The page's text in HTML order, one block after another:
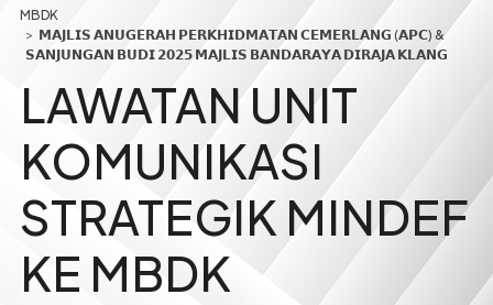
Breadcrumb
𝗠𝗔𝗝𝗟𝗜𝗦 𝗔𝗡𝗨𝗚𝗘𝗥𝗔𝗛 𝗣𝗘𝗥𝗞𝗛𝗜𝗗𝗠𝗔𝗧𝗔𝗡 𝗖𝗘𝗠𝗘𝗥𝗟𝗔𝗡𝗚 (𝗔𝗣𝗖) &
𝗦𝗔𝗡𝗝𝗨𝗡𝗚𝗔𝗡 𝗕𝗨𝗗𝗜 𝟮𝟬𝟮𝟱 𝗠𝗔𝗝𝗟𝗜𝗦 𝗕𝗔𝗡𝗗𝗔𝗥𝗔𝗬𝗔 𝗗𝗜𝗥𝗔𝗝𝗔 𝗞𝗟𝗔𝗡𝗚
LAWATAN UNIT
KOMUNIKASI
STRATEGIK MINDEF
KE MBDK